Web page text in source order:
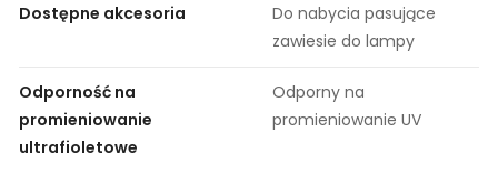
Dostępne akcesoria
Do nabycia pasujące
zawiesie do lampy
Odporność na
promieniowanie
ultrafioletowe
Odporny na
promieniowanie UV